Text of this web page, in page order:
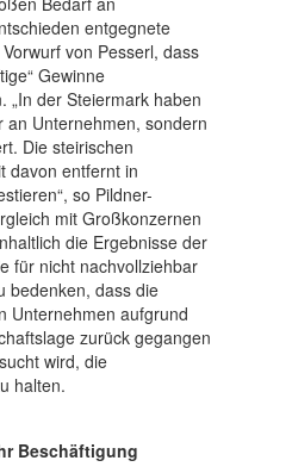
entgegnete
von Pesserl, dass
Gewinne
„In der Steiermark haben
Unternehmen, sondern
Die steirischen
davon entfernt in
so Pildner-
mit Großkonzernen
die Ergebnisse der
für nicht nachvollziehbar
bedenken, dass die
Unternehmen aufgrund
zurück gegangen
wird, die
halten.
Beschäftigung